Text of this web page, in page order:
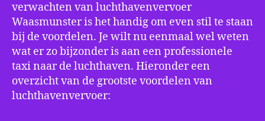
verwachten van luchthavenvervoer
Waasmunster is het handig om even stil te staan
bij de voordelen. Je wilt nu eenmaal wel weten
wat er zo bijzonder is aan een professionele
taxi naar de luchthaven. Hieronder een
overzicht van de grootste voordelen van
luchthavenvervoer: